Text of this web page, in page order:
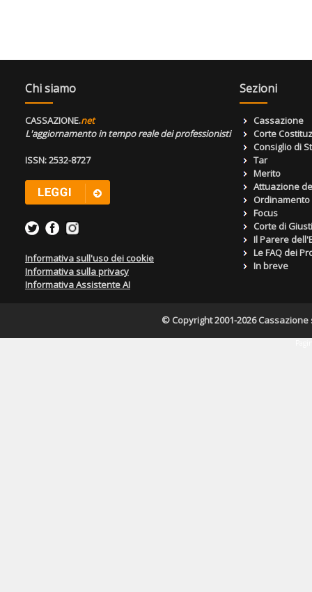
Chi siamo
CASSAZIONE.net
L'aggiornamento in tempo reale dei professionisti
ISSN: 2532-8727
Informativa sull'uso dei cookie
Informativa sulla privacy
Informativa Assistente AI
Sezioni
Cassazione
Corte
Consiglio di
Tar
Merito
Attuazione
Focus
Corte di
Il Parere
Le FAQ dei
In breve
© Copyright 2001-2026 Cassazione